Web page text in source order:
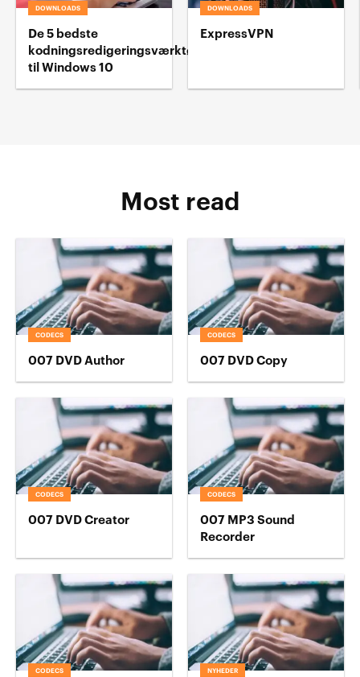
DOWNLOADS
De 5 bedste
kodningsredigeringsværktøj
til Windows 10
DOWNLOADS
ExpressVPN
Most read
CODECS
007 DVD Author
CODECS
007 DVD Copy
CODECS
007 DVD Creator
CODECS
007 MP3 Sound
Recorder
CODECS NYHEDER